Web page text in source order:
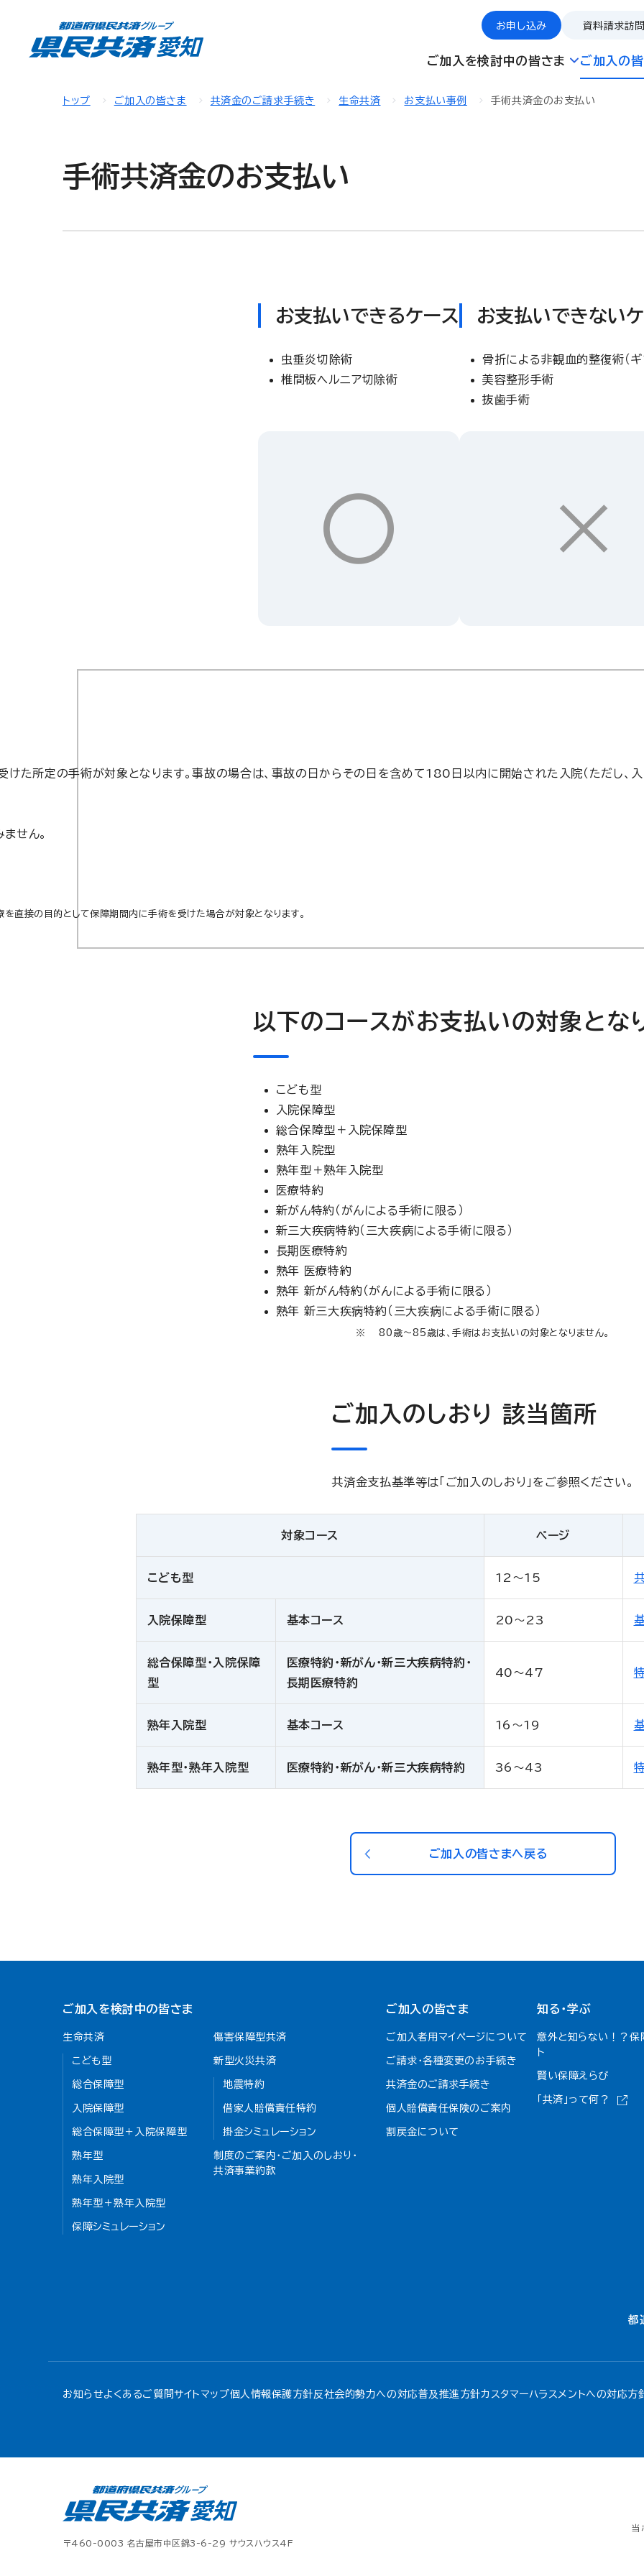
お申し込み 資料請求訪
ご加入を検討中の皆さま ご加入の
トップ ご加入の皆さま 共済金のご請求手続き 生命共済 お支払い事例 手術共済金のお支払い
手術共済金のお支払い
お支払いできるケース
虫垂炎切除術
椎間板ヘルニア切除術
〇
お支払いできない
骨折による非観血的整復術（ギ
美容整形手術
抜歯手術
×
た所定の手術が対象となります。事故の場合は、事故の日からその日を含めて180日以内に開始された入院（ただ
せん。
直接の目的として保障期間内に手術を受けた場合が対象となります。
以下のコースがお支払いの対象とな
こども型
入院保障型
総合保障型＋入院保障型
熟年入院型
熟年型＋熟年入院型
医療特約
新がん特約（がんによる手術に限る）
新三大疾病特約（三大疾病による手術に限る）
長期医療特約
熟年 医療特約
熟年 新がん特約（がんによる手術に限る）
熟年 新三大疾病特約（三大疾病による手術に限る）
80歳～85歳は、手術はお支払いの対象となりません。
ご加入のしおり 該当箇所
共済金支払基準等は「ご加入のしおり」をご参照ください。
対象コース ページ
こども型 12～15
入院保障型 基本コース 20～23
総合保障型・入院保障
型
医療特約・新がん・新三大疾病特約・
長期医療特約
40～47
熟年入院型 基本コース 16～19
熟年型・熟年入院型 医療特約・新がん・新三大疾病特約 36～43
ご加入の皆さまへ戻る
ご加入を検討中の皆さま
生命共済
こども型
総合保障型
入院保障型
総合保障型＋入院保障型
熟年型
熟年入院型
熟年型＋熟年入院型
保障シミュレーション
傷害保障型共済
新型火災共済
地震特約
借家人賠償責任特約
掛金シミュレーション
制度のご案内・ご加入のしおり・
共済事業約款
ご加入の皆さま
ご加入者用マイページについて
ご請求・各種変更のお手続き
共済金のご請求手続き
個人賠償責任保険のご案内
割戻金について​
知る・学ぶ
意外と知らない！？保
ト
賢い保障えらび
「共済」って何？
都
お知らせよくあるご質問サイトマップ個人情報保護方針反社会的勢力への対応普及推進方針カスタマーハラスメントへの対応方
〒460-0003 名古屋市中区錦3-6-29 サウスハウス4F
当